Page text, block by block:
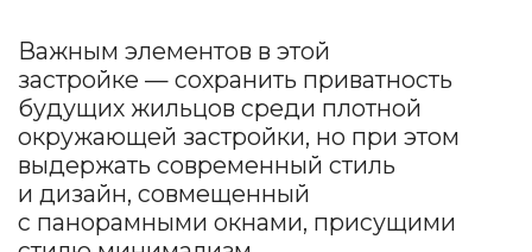
В дизайне интерьера нами были
удовлетворены все пожелания
заказчика и мы расположили все
комнаты второго этажа
на благоприятные стороны: восточную
и южную.
Этот дом мы проектировали
в комплексе с архитектурой